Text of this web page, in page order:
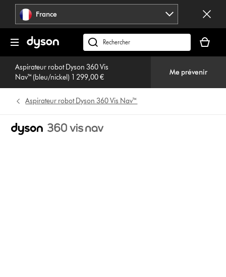
Sauter
pages
France
Rechercher
des
produits
panier
est
Aspirateur robot Dyson 360 Vis
Nav™ (bleu/nickel) 1 299,00 €
Me prévenir
Aspirateur robot Dyson 360 Vis Nav™